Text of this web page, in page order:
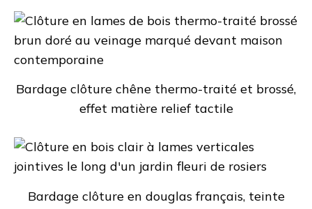
Bardage clôture chêne thermo-traité et brossé,
effet matière relief tactile
Bardage clôture en douglas français, teinte